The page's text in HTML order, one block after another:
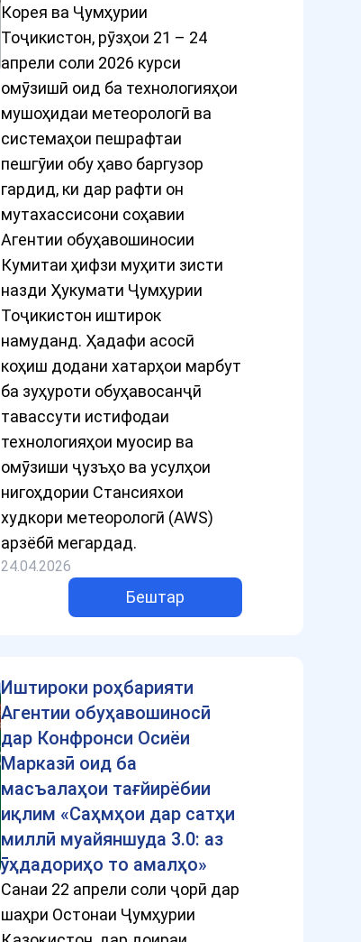
Корея ва Ҷумҳурии
Тоҷикистон, рӯзҳои 21 – 24
апрели соли 2026 курси
омӯзишӣ оид ба технологияҳои
мушоҳидаи метеорологӣ ва
системаҳои пешрафтаи
пешгӯии обу ҳаво баргузор
гардид, ки дар рафти он
мутахассисони соҳавии
Агентии обуҳавошиносии
Кумитаи ҳифзи муҳити зисти
назди Ҳукумати Ҷумҳурии
Тоҷикистон иштирок
намуданд. Ҳадафи асосӣ
коҳиш додани хатарҳои марбут
ба зуҳуроти обуҳавосанҷӣ
тавассути истифодаи
технологияҳои муосир ва
омӯзиши ҷузъҳо ва усулҳои
нигоҳдории Стансияхои
худкори метеорологӣ (AWS)
арзёбӣ мегардад.
24.04.2026
Бештар
Иштироки роҳбарияти
Агентии обуҳавошиносӣ
дар Конфронси Осиёи
Марказӣ оид ба
масъалаҳои тағйирёбии
иқлим «Саҳмҳои дар сатҳи
миллӣ муайяншуда 3.0: аз
ӯҳдадориҳо то амалҳо»
Санаи 22 апрели соли ҷорӣ дар
шаҳри Остонаи Ҷумҳурии